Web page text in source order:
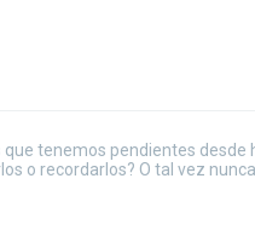
que tenemos pendientes desde
o recordarlos? O tal vez nunca